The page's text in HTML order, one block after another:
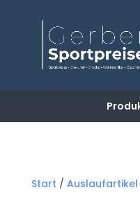
Start / Auslaufartikel